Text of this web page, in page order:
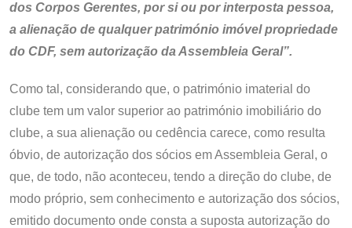
dos Corpos Gerentes, por si ou por interposta pessoa,
a alienação de qualquer património imóvel propriedade
do CDF, sem autorização da Assembleia Geral”.
Como tal, considerando que, o património imaterial do
clube tem um valor superior ao património imobiliário do
clube, a sua alienação ou cedência carece, como resulta
óbvio, de autorização dos sócios em Assembleia Geral, o
que, de todo, não aconteceu, tendo a direção do clube, de
modo próprio, sem conhecimento e autorização dos sócios,
emitido documento onde consta a suposta autorização do